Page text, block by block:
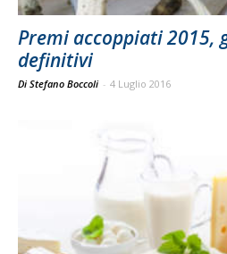
Premi accoppiati
definitivi
Di Stefano Boccoli - 4 Luglio 2016